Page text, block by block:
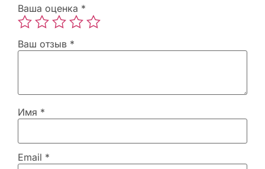
Ваша оценка *
Ваш отзыв *
Имя *
Email *